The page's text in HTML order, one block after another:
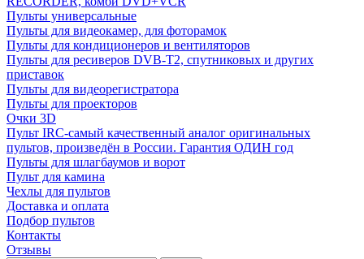
Пульты универсальные
Пульты для видеокамер, для фоторамок
Пульты для кондиционеров и вентиляторов
Пульты для ресиверов DVB-T2, спутниковых и других
приставок
Пульты для видеорегистратора
Пульты для проекторов
Очки 3D
Пульт IRC-самый качественный аналог оригинальных
пультов, произведён в России. Гарантия ОДИН год
Пульты для шлагбаумов и ворот
Пульт для камина
Чехлы для пультов
Доставка и оплата
Подбор пультов
Контакты
Отзывы